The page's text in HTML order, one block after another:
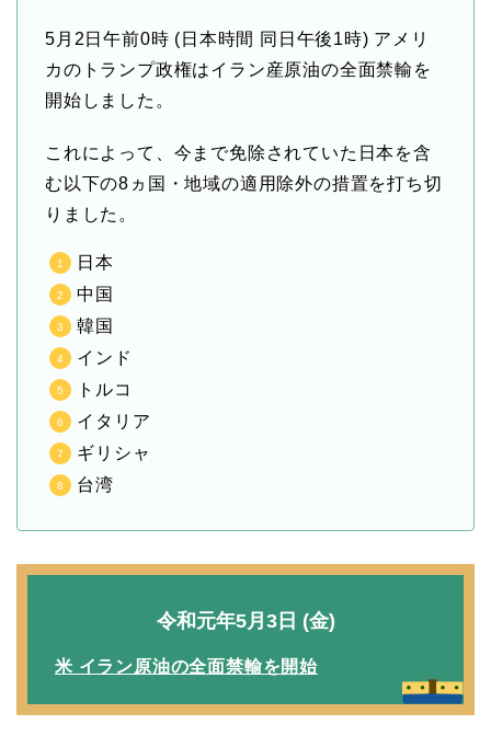
5月2日午前0時 (日本時間 同日午後1時) アメリ
カのトランプ政権はイラン産原油の全面禁輸を
開始しました。
これによって、今まで免除されていた日本を含
む以下の8ヵ国・地域の適用除外の措置を打ち切
りました。
日本
中国
韓国
インド
トルコ
イタリア
ギリシャ
台湾
令和元年5月3日 (金)
米 イラン原油の全面禁輸を開始